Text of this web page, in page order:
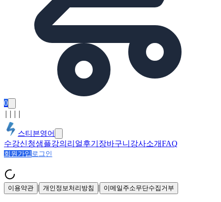
0
스티븐영어
수강신청샘플강의 리얼후기 장바구니 강사소개FAQ
회원가입 로그인
이용약관 | 개인정보처리방침 | 이메일주소무단수집거부